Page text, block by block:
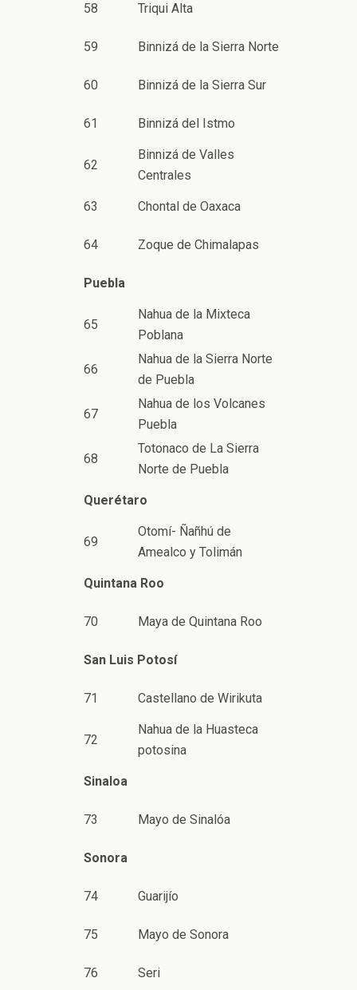
58 Triqui Alta
59 Binnizá de la Sierra Norte
60 Binnizá de la Sierra Sur
61 Binnizá del Istmo
62
Binnizá de Valles
Centrales
63 Chontal de Oaxaca
64 Zoque de Chimalapas
Puebla
65
Nahua de la Mixteca
Poblana
66
Nahua de la Sierra Norte
de Puebla
67
Nahua de los Volcanes
Puebla
68
Totonaco de La Sierra
Norte de Puebla
Querétaro
69
Otomí- Ñañhú de
Amealco y Tolimán
Quintana Roo
70 Maya de Quintana Roo
San Luis Potosí
71 Castellano de Wirikuta
72
Nahua de la Huasteca
potosina
Sinaloa
73 Mayo de Sinalóa
Sonora
74 Guarijío
75 Mayo de Sonora
76 Seri